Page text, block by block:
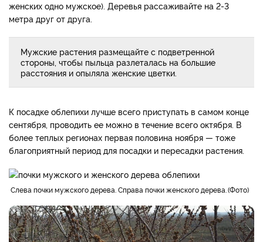
женских одно мужское). Деревья рассаживайте на 2-3
метра друг от друга.
Мужские растения размещайте с подветренной
стороны, чтобы пыльца разлеталась на большие
расстояния и опыляла женские цветки.
К посадке облепихи лучше всего приступать в самом конце
сентября, проводить ее можно в течение всего октября. В
более теплых регионах первая половина ноября — тоже
благоприятный период для посадки и пересадки растения.
Слева почки мужского дерева. Справа почки женского дерева. Фото